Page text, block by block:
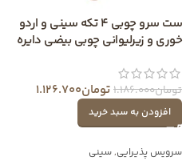
ست سرو چوبی 4 تکه سینی و اردو
خوری و زیرلیوانی چوبی بیضی دایره
تومان1.186.000تومان1.126.700
افزودن به سبد خرید
سرویس پذیرایی,سینی